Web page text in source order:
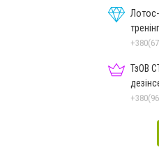
Лотос-
ТзОВ
HACCP